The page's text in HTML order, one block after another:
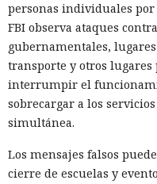
Los atacantes
mantenedor de toda esta
GitHub, introdujeron
rama principal y
versiones mediante
publicaron con firmas
indicios formales de
El código malicioso se
instalación. En
personas individuales
FBI observa ataques
gubernamentales,
transporte y otros lugares
interrumpir el
sobrecargar a los
simultánea.
Los mensajes falsos
cierre de escuelas y